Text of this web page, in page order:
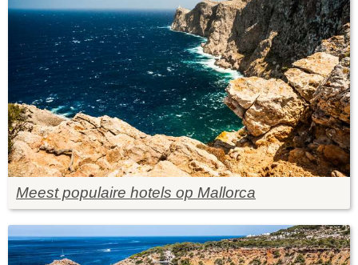
Meest populaire hotels op Mallorca